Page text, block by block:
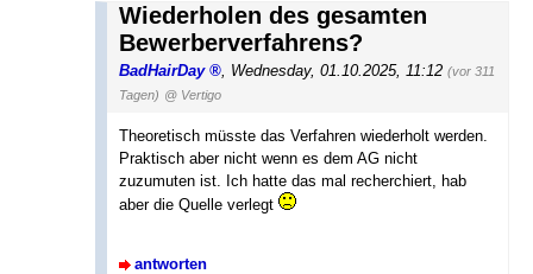
Wiederholen des gesamten
Bewerberverfahrens?
BadHairDay Wednesday, 01.10.2025, 11:12 (vor 311
Tagen) @ Vertigo
Theoretisch müsste das Verfahren wiederholt werden.
Praktisch aber nicht wenn es dem AG nicht
zuzumuten ist. Ich hatte das mal recherchiert, hab
aber die Quelle verlegt
antworten